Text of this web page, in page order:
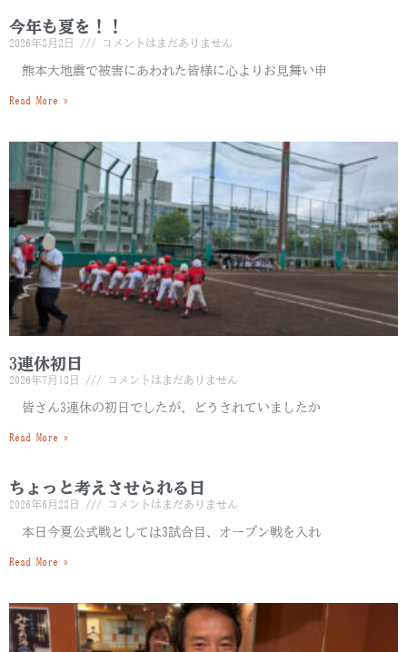
今年も夏を！！
2026年8月2日 コメントはまだありません
熊本大地震で被害にあわれた皆様に心よりお見舞い申
Read More »
3連休初日
2026年7月18日 コメントはまだありません
皆さん3連休の初日でしたが、どうされていましたか
Read More »
ちょっと考えさせられる日
2026年6月28日 コメントはまだありません
本日今夏公式戦としては3試合目、オープン戦を入れ
Read More »